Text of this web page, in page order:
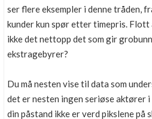
ser flere eksempler i denne tråden,
kunder kun spør etter timepris. Flott
ikke det nettopp det som gir
ekstragebyrer?
Du må nesten vise til data som
det er nesten ingen seriøse aktører
din påstand ikke er verd pikslene på